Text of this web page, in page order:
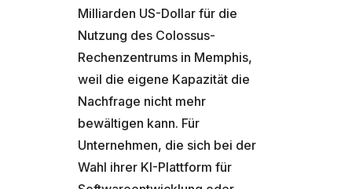
Milliarden US-Dollar für die
Nutzung des Colossus-
Rechenzentrums in Memphis,
weil die eigene Kapazität die
Nachfrage nicht mehr
bewältigen kann. Für
Unternehmen, die sich bei der
Wahl ihrer KI-Plattform für